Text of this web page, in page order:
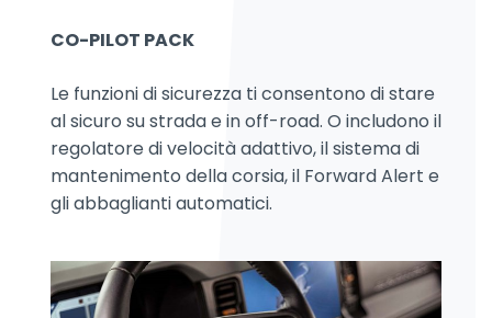
CO-PILOT PACK
Le funzioni di sicurezza ti consentono di stare
al sicuro su strada e in off-road. O includono il
regolatore di velocità adattivo, il sistema di
mantenimento della corsia, il Forward Alert e
gli abbaglianti automatici.